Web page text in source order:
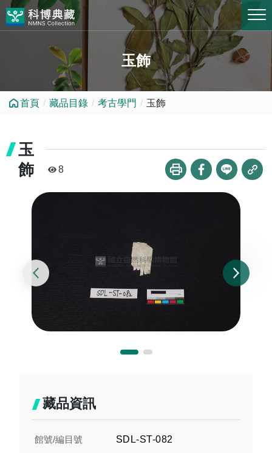
跳到中央內容區塊
玉飾
首頁 藏品目錄 考古學門 玉飾
玉
飾
8
藏品資訊
館號/編目號 SDL-ST-082